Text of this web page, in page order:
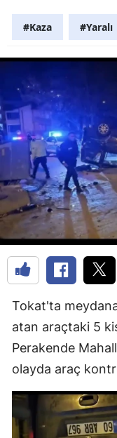
#Kaza #Yaralı
Tokat'ta
atan araçtaki 5
Perakende
olayda araç